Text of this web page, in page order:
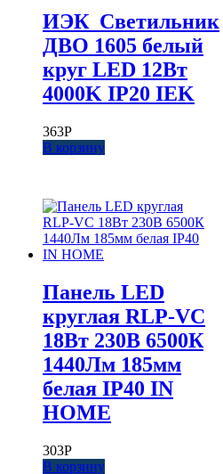
ИЭК_Светильник
ДВО 1605 белый
круг LED 12Вт
4000K IP20 IEK
363Р
В корзину
Панель LED
круглая RLP-VC
18Вт 230В 6500К
1440Лм 185мм
белая IP40 IN
HOME
303Р
В корзину